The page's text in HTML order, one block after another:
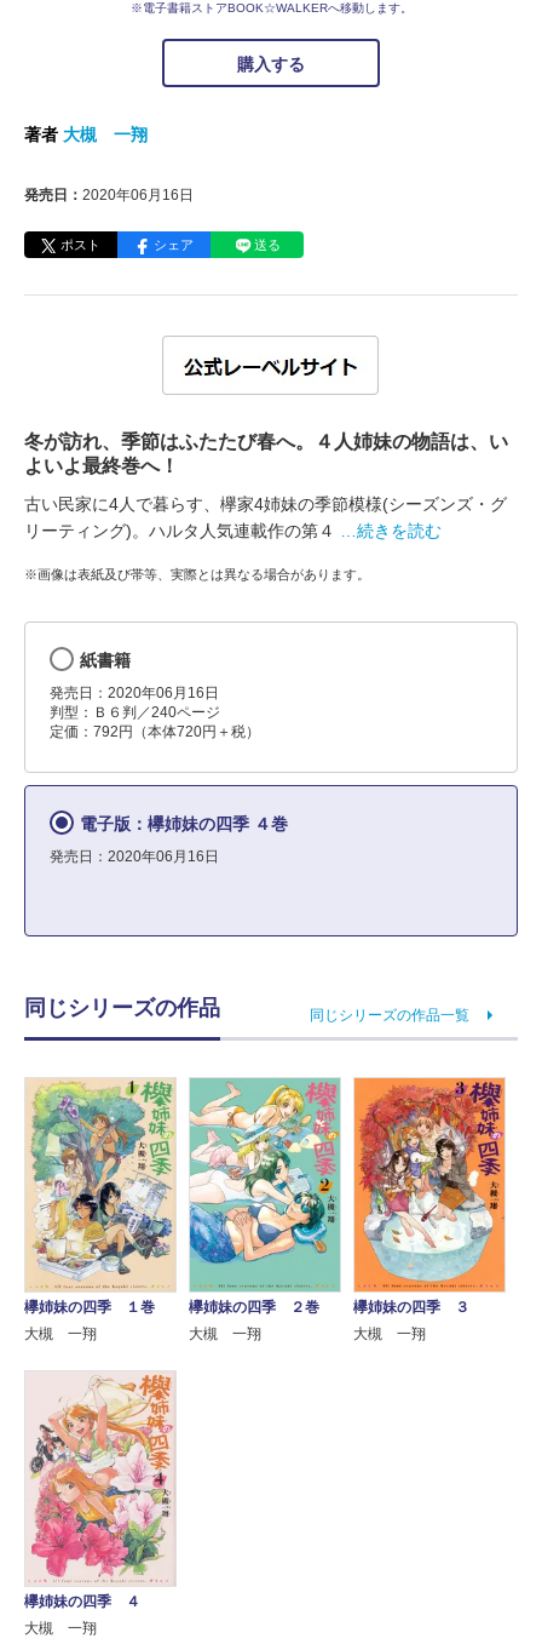
※電子書籍ストアBOOK☆WALKERへ移動します。
購入する
著者 大槻 一翔
発売日： 2020年06月16日
ポスト シェア 送る
冬が訪れ、季節はふたたび春へ。４人姉妹の物語は、い
よいよ最終巻へ！
古い民家に4人で暮らす、欅家4姉妹の季節模様(シーズンズ・グ
リーティング)。ハルタ人気連載作の第４
…続きを読む
※画像は表紙及び帯等、実際とは異なる場合があります。
紙書籍
発売日：2020年06月16日
判型：Ｂ６判／240ページ
定価：792円（本体720円＋税）
電子版：欅姉妹の四季 ４巻
発売日：2020年06月16日
同じシリーズの作品 同じシリーズの作品一覧
欅姉妹の四季 １巻
大槻 一翔
欅姉妹の四季 ２巻
大槻 一翔
欅姉妹の四季 ３
大槻 一翔
欅姉妹の四季 ４
大槻 一翔